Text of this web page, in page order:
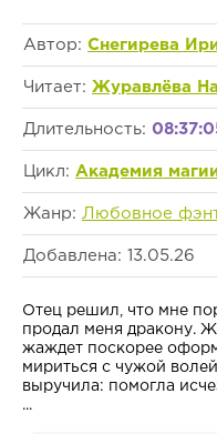
Автор: Снегирева
Читает: Журавлёва
Длительность:
Цикл: Академия
Жанр: Любовное
Добавлена: 13.05.26
Отец решил, что мне
продал меня дракону.
жаждет поскорее
мириться с чужой
выручила: помогла
...